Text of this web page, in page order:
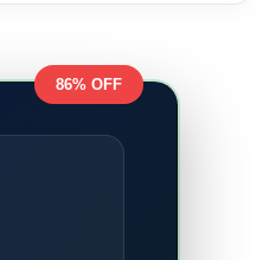
86% OFF